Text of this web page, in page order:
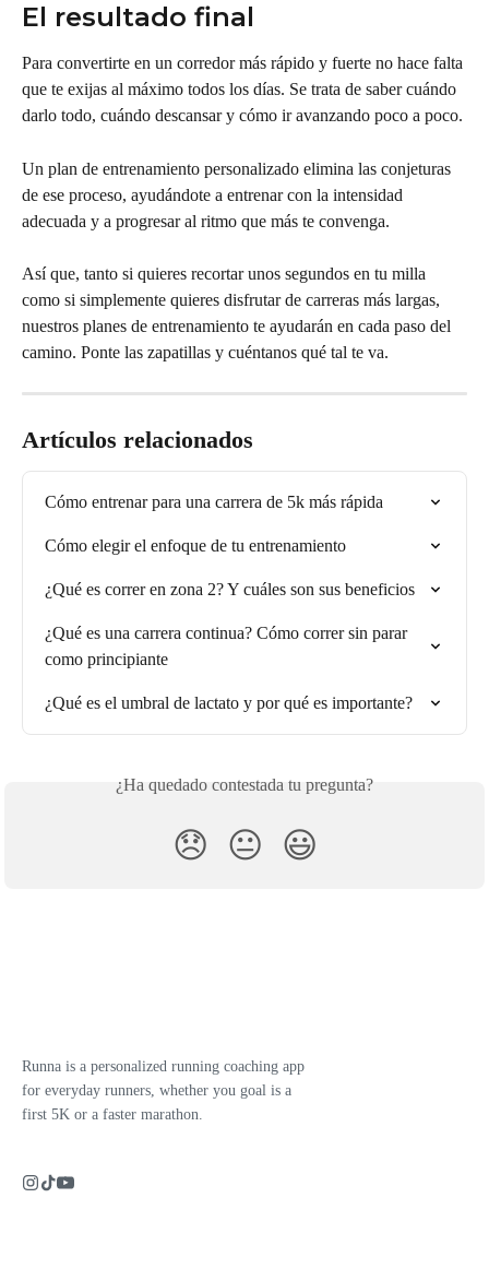
El resultado final
Para convertirte en un corredor más rápido y fuerte no hace falta
que te exijas al máximo todos los días. Se trata de saber cuándo
darlo todo, cuándo descansar y cómo ir avanzando poco a poco.
Un plan de entrenamiento personalizado elimina las conjeturas
de ese proceso, ayudándote a entrenar con la intensidad
adecuada y a progresar al ritmo que más te convenga.
Así que, tanto si quieres recortar unos segundos en tu milla
como si simplemente quieres disfrutar de carreras más largas,
nuestros planes de entrenamiento te ayudarán en cada paso del
camino. Ponte las zapatillas y cuéntanos qué tal te va.
Artículos relacionados
Cómo entrenar para una carrera de 5k más rápida
Cómo elegir el enfoque de tu entrenamiento
¿Qué es correr en zona 2? Y cuáles son sus beneficios
¿Qué es una carrera continua? Cómo correr sin parar
como principiante
¿Qué es el umbral de lactato y por qué es importante?
¿Ha quedado contestada tu pregunta?
😞 😐 😃
Runna is a personalized running coaching app
for everyday runners, whether you goal is a
first 5K or a faster marathon.